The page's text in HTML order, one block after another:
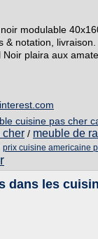
modulable
& notation,
plaira aux
cuisine pas cher
cher / meuble de
prix cuisine americaine
dans les